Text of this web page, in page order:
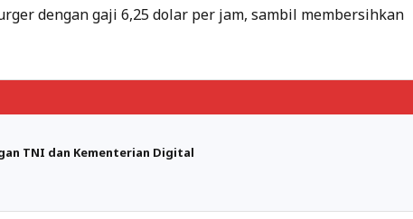
dengan gaji 6,25 dolar per jam, sambil membersihkan
TNI dan Kementerian Digital